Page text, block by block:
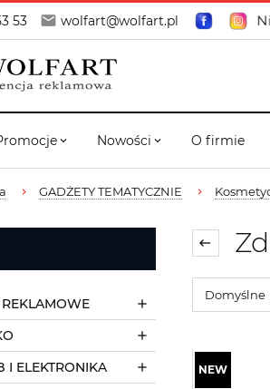
53 wolfart@wolfart.pl
Nowości O firmie
GADŻETY TEMATYCZNIE
I ELEKTRONIKA